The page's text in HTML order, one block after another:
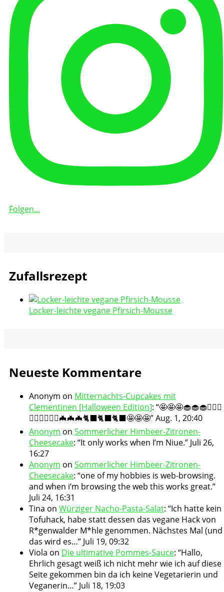
Folgen...
Zufallsrezept
Locker-leichte vegane Pfirsich-Mousse
Neueste Kommentare
Anonym on Mitternachts-Cupcakes mit
Clementinen [Halloween Edition]: “🤩🤩🤩🧁🧁🧁🧛🏻‍♀️
🧛🏻‍♀️🧛🏻‍♀️🦇🦇🦇🐈‍⬛🐈‍⬛🐈‍⬛🤩🤩🤩”Aug. 1, 20:40
Anonym on Sommerlicher Himbeer-Zitronen-
Cheesecake: “It only works when I’m Niue.” Juli 26,
16:27
Anonym on Sommerlicher Himbeer-Zitronen-
Cheesecake: “one of my hobbies is web-browsing.
and when i’m browsing the web this works great.”
Juli 24, 16:31
Tina on Würziger Nacho-Pasta-Salat: “Ich hatte kein
Tofuhack, habe statt dessen das vegane Hack von
R*genwalder M*hle genommen. Nächstes Mal (und
das wird es…” Juli 19, 09:32
Viola on Die ultimative Pommes-Sauce: “Hallo,
Ehrlich gesagt weiß ich nicht mehr wie ich auf diese
Seite gekommen bin da ich keine Vegetarierin und
Veganerin…” Juli 18, 19:03